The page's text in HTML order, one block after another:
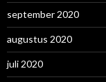
september 2020
augustus 2020
juli 2020